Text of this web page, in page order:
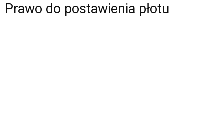
Prawo do postawienia płotu